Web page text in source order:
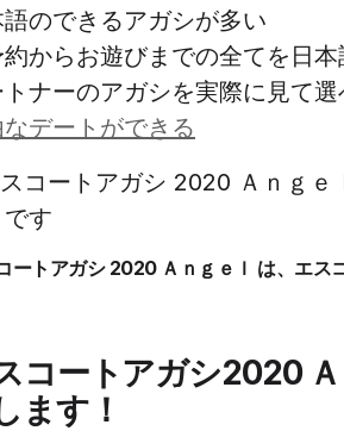
語のできるアガシが多い
約からお遊びまでの全てを日
ナーのアガシを実際に見て選
なデートができる
ートアガシ 2020 Ａｎｇｅｌ は、エス
コートアガシ2020
ます！